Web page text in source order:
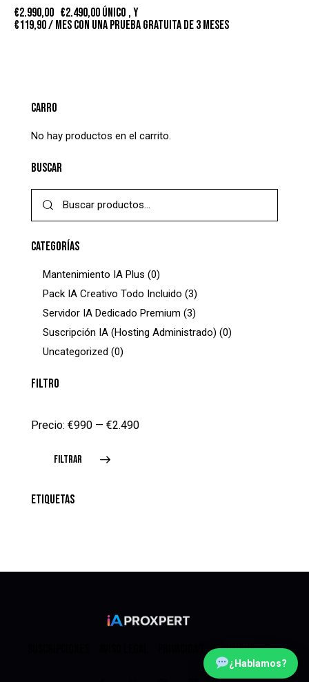
€2.990,00 €2.490,00único , y
€119,90/ mes con una prueba gratuita de 3 meses
CARRO
No hay productos en el carrito.
BUSCAR
CATEGORÍAS
Mantenimiento IA Plus (0)
Pack IA Creativo Todo Incluido (3)
Servidor IA Dedicado Premium (3)
Suscripción IA (Hosting Administrado) (0)
Uncategorized (0)
FILTRO
FILTRAR
Precio: €990 — €2.490
ETIQUETAS
TÉRMINOS
¿Hablamos?